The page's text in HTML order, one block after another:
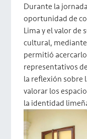
Durante la
oportunidad de
Lima y el valor
cultural,
permitió
representativos
la reflexión sobre
valorar los
la identidad